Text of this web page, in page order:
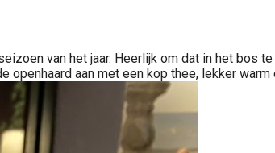
van het jaar. Heerlijk om dat in het bos
aan met een kop thee, lekker warm